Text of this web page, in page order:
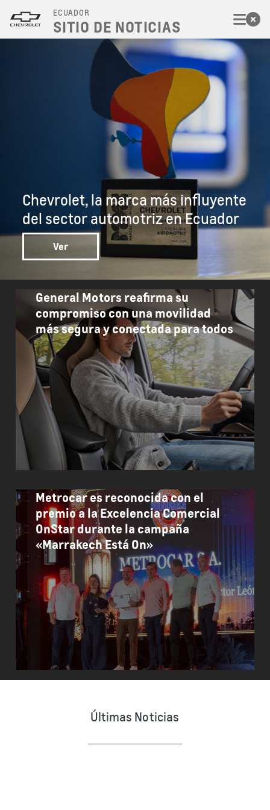
ECUADOR
SITIO DE NOTICIAS
Chevrolet, la marca más influyente
del sector automotriz en Ecuador
Ver
General Motors reafirma su
compromiso con una movilidad
más segura y conectada para todos
Metrocar es reconocida con el
premio a la Excelencia Comercial
OnStar durante la campaña
«Marrakech Está On»
Últimas Noticias